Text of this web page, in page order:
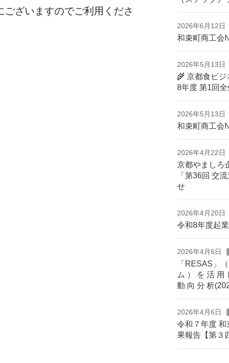
ざいますのでご利用くださ
2026年6月12日
和束町商工会
2026年5月13日
🌾 京都食ビ
8年度 第1回
2026年5月13日
和束町商工会
2026年4月22日
京都やましろ
「第36回 交
せ
2026年4月20日
令和8年度起
2026年4月6日
「RESAS」
ム ） を 活 ⽤
動 向 分 析
2026年4月6日
令和７年度
果報告【第３